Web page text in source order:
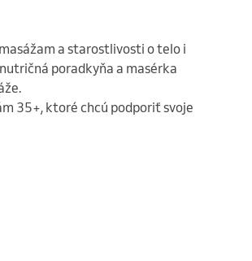
a starostlivosti o telo i
poradkyňa a masérka
35+, ktoré chcú podporiť svoje